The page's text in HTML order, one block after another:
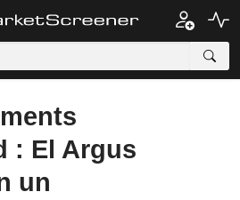
: El Argus
un